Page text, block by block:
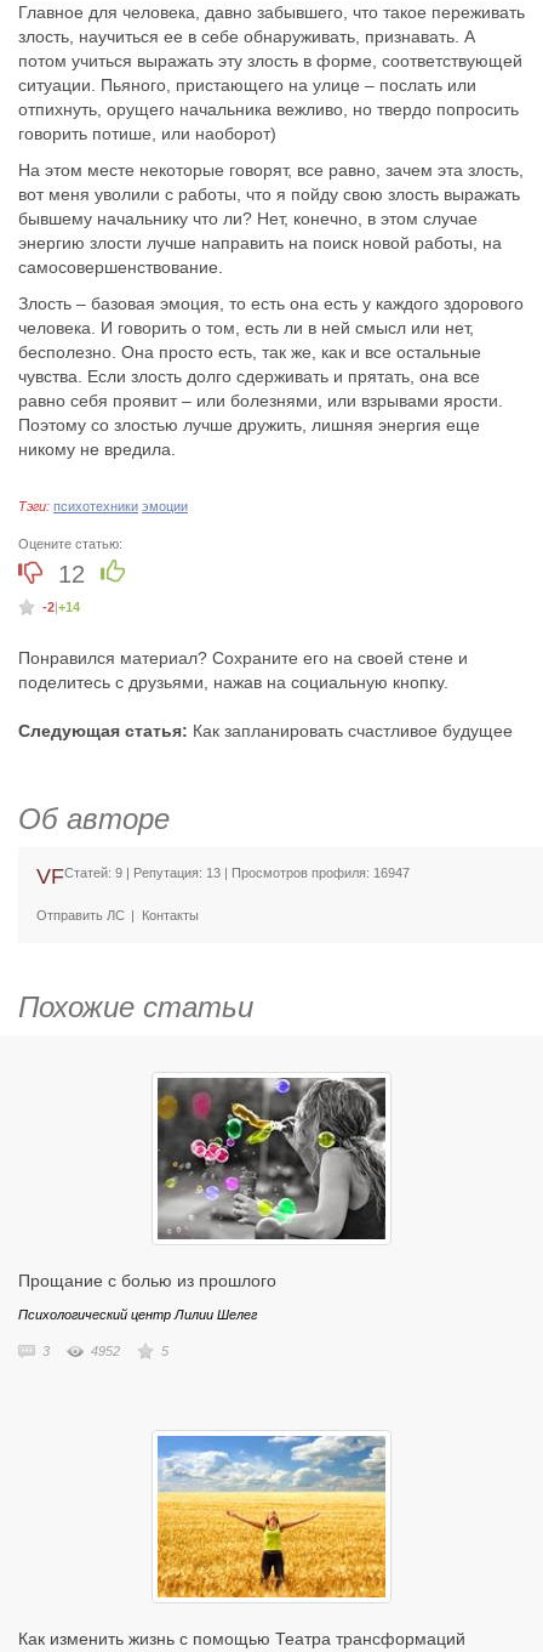
Главное для человека, давно забывшего, что такое переживать
злость, научиться ее в себе обнаруживать, признавать. А
потом учиться выражать эту злость в форме, соответствующей
ситуации. Пьяного, пристающего на улице – послать или
отпихнуть, орущего начальника вежливо, но твердо попросить
говорить потише, или наоборот)
На этом месте некоторые говорят, все равно, зачем эта злость,
вот меня уволили с работы, что я пойду свою злость выражать
бывшему начальнику что ли? Нет, конечно, в этом случае
энергию злости лучше направить на поиск новой работы, на
самосовершенствование.
Злость – базовая эмоция, то есть она есть у каждого здорового
человека. И говорить о том, есть ли в ней смысл или нет,
бесполезно. Она просто есть, так же, как и все остальные
чувства. Если злость долго сдерживать и прятать, она все
равно себя проявит – или болезнями, или взрывами ярости.
Поэтому со злостью лучше дружить, лишняя энергия еще
никому не вредила.
Тэги: психотехники эмоции
Оцените статью:
12
-2|+14
Понравился материал? Сохраните его на своей стене и
поделитесь с друзьями, нажав на социальную кнопку.
Следующая статья: Как запланировать счастливое будущее
Об авторе
VFСтатей: 9 | Репутация: 13 | Просмотров профиля: 16947
Отправить ЛС Контакты
Похожие статьи
Прощание с болью из прошлого
Психологический центр Лилии Шелег
3 4952 5
Как изменить жизнь с помощью Театра трансформаций